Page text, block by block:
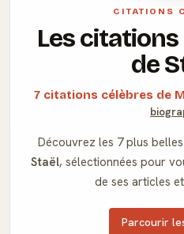
CITATIONS
Les
de
7 citations célèbres de
Découvrez les 7 plus
Staël, sélectionnées pour
de ses articles
Parcourir